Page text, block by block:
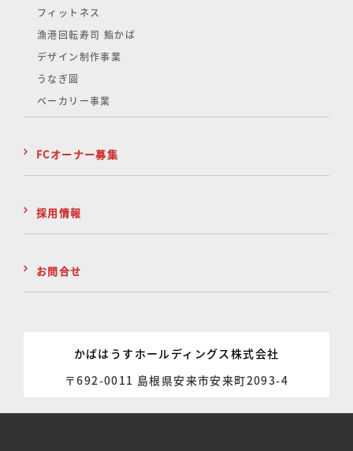
フィットネス
漁港回転寿司 鮨かば
デザイン制作事業
うなぎ圓
ベーカリー事業
FCオーナー募集
採用情報
お問合せ
かばはうすホールディングス株式会社
〒692-0011 島根県安来市安来町2093-4